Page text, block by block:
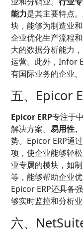
能力是其主要特点
块，能够为制造业
企业优化生产流程
大的数据分析能力
运营。此外，Infor
有国际业务的企业。
五、Epicor
Epicor ERP专注于
解决方案。易用性
势。Epicor ERP通
项，使企业能够轻
业专属的模块，如
等，能够帮助企业
Epicor ERP还具备
够实时监控和分析
六、